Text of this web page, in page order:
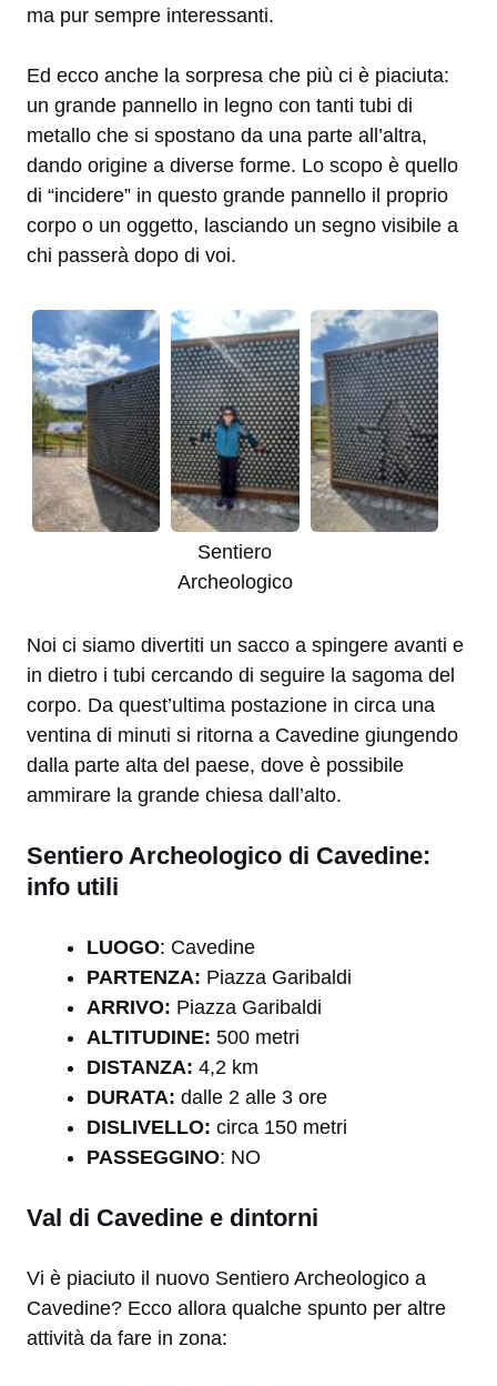
ma pur sempre interessanti.
Ed ecco anche la sorpresa che più ci è piaciuta:
un grande pannello in legno con tanti tubi di
metallo che si spostano da una parte all’altra,
dando origine a diverse forme. Lo scopo è quello
di “incidere” in questo grande pannello il proprio
corpo o un oggetto, lasciando un segno visibile a
chi passerà dopo di voi.
Sentiero
Archeologico
Noi ci siamo divertiti un sacco a spingere avanti e
in dietro i tubi cercando di seguire la sagoma del
corpo. Da quest’ultima postazione in circa una
ventina di minuti si ritorna a Cavedine giungendo
dalla parte alta del paese, dove è possibile
ammirare la grande chiesa dall’alto.
Sentiero Archeologico di Cavedine:
info utili
LUOGO: Cavedine
PARTENZA: Piazza Garibaldi
ARRIVO: Piazza Garibaldi
ALTITUDINE: 500 metri
DISTANZA: 4,2 km
DURATA: dalle 2 alle 3 ore
DISLIVELLO: circa 150 metri
PASSEGGINO: NO
Val di Cavedine e dintorni
Vi è piaciuto il nuovo Sentiero Archeologico a
Cavedine? Ecco allora qualche spunto per altre
attività da fare in zona: